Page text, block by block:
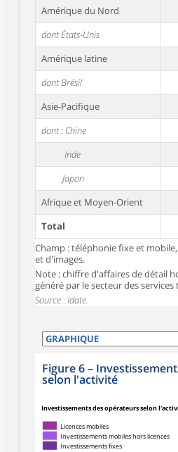
Amérique du Nord
dont États-Unis
Amérique latine
dont Brésil
Asie-Pacifique
dont : Chine
Inde
Japon
Afrique et Moyen-Orient
Total
Champ : téléphonie fixe et
et d'images.
Note : chiffre d'affaires de détail
généré par le secteur des services
Source : Idate.
Figure 6–
selon l'activité
Investissements des opérateurs selon
Investissements fixes
Investissements mobiles hors licences
Licences mobiles